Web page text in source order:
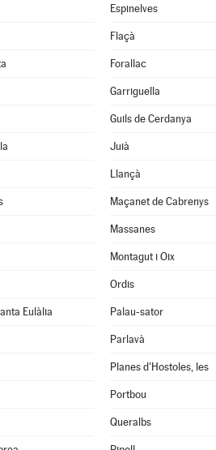
Espinelves
Flaçà
Forallac
Garriguella
Guils de Cerdanya
Juià
Llançà
Maçanet de Cabrenys
Massanes
Montagut i Oix
Ordis
Eulàlia Palau-sator
Parlavà
Planes d'Hostoles, les
Portbou
Queralbs